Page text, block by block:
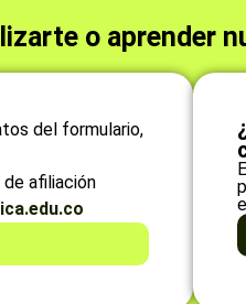
o aprender
del formulario,
afiliación